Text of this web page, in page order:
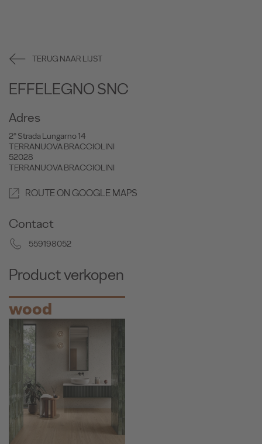
TERUG NAAR LIJST
EFFELEGNO SNC
Adres
2° Strada Lungarno 14
TERRANUOVA BRACCIOLINI
52028
TERRANUOVA BRACCIOLINI
ROUTE ON GOOGLE MAPS
Contact
559198052
Product verkopen
wood